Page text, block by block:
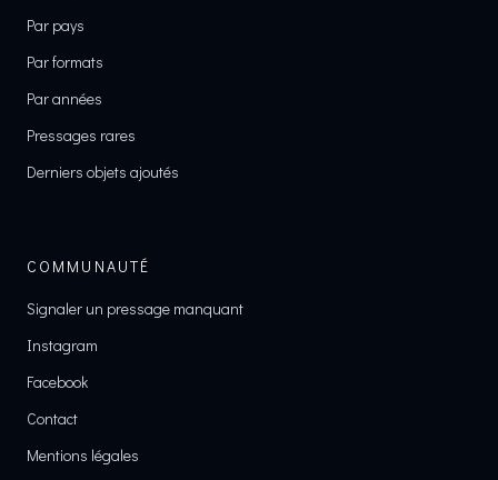
Par pays
Par formats
Par années
Pressages rares
Derniers objets ajoutés
COMMUNAUTÉ
Signaler un pressage manquant
Instagram
Facebook
Contact
Mentions légales